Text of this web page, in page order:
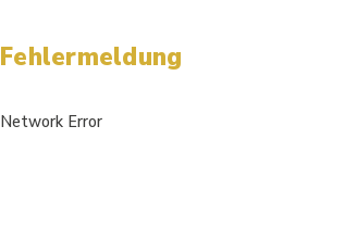
Fehlermeldung
Network Error